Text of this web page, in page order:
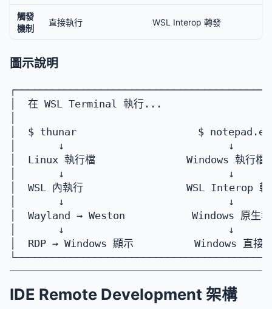
觸發
機制
直接執行 WSL Interop 轉發
圖示說明
│  在 WSL Terminal 執行...
│  $ thunar                    $
│       ↓                           ↓
│  Linux 執行檔               Windows
│       ↓                           ↓
│  WSL 內執行                 WSL
│       ↓                           ↓
│  Wayland → Weston           Windows
│       ↓                           ↓
│  RDP → Windows 顯示          Windows
IDE Remote Development 架構